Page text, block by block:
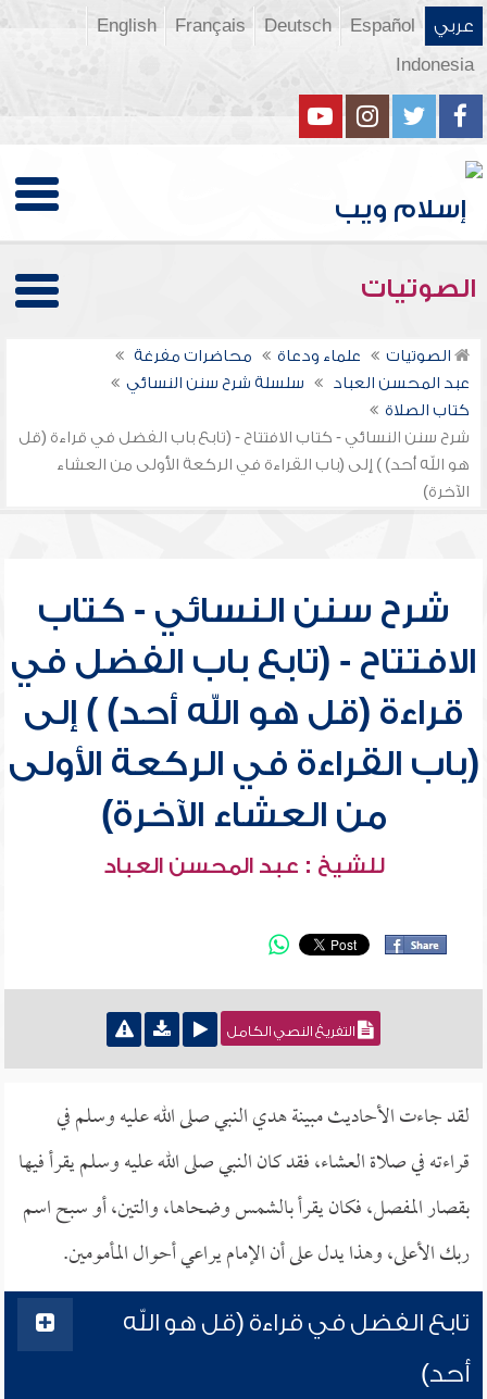
عربي Español
Deutsch
Français
English
Indonesia
الصوتيات
الصوتيات علماء ودعاة
محاضرات مفرغة
عبد المحسن العباد
سلسلة شرح سنن النسائي
كتاب الصلاة
شرح سنن النسائي - كتاب الافتتاح - (تابع باب الفضل في قراءة (قل
هو الله أحد) ) إلى (باب القراءة في الركعة الأولى من العشاء
الآخرة)
شرح سنن النسائي - كتاب
الافتتاح - (تابع باب الفضل في
قراءة (قل هو الله أحد) ) إلى
(باب القراءة في الركعة الأولى
من العشاء الآخرة)
للشيخ : عبد المحسن العباد
التفريغ النصي الكامل
لقد جاءت الأحاديث مبينة هدي النبي صلى الله عليه وسلم في
قراءته في صلاة العشاء، فقد كان النبي صلى الله عليه وسلم يقرأ فيها
بقصار المفصل، فكان يقرأ بالشمس وضحاها، والتين، أو سبح اسم
ربك الأعلى، وهذا يدل على أن الإمام يراعي أحوال المأمومين.
تابع الفضل في قراءة (قل هو الله
أحد)